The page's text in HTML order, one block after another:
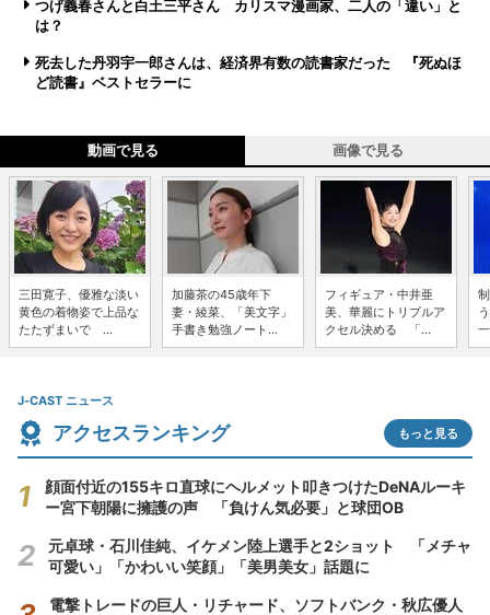
つげ義春さんと白土三平さん カリスマ漫画家、二人の「違い」と
は？
死去した丹羽宇一郎さんは、経済界有数の読書家だった 『死ぬほ
ど読書』ベストセラーに
動画で見る 画像で見る
三田寛子、優雅な淡い
黄色の着物姿で上品な
たたずまいで ...
加藤茶の45歳年下
妻・綾菜、「美文字」
手書き勉強ノート...
フィギュア・中井亜
美、華麗にトリプルア
クセル決める 「...
J-CAST ニュース
アクセスランキング もっと見る
顔面付近の155キロ直球にヘルメット叩きつけたDeNAルーキ
ー宮下朝陽に擁護の声 「負けん気必要」と球団OB
元卓球・石川佳純、イケメン陸上選手と2ショット 「メチャ
可愛い」「かわいい笑顔」「美男美女」話題に
電撃トレードの巨人・リチャード、ソフトバンク・秋広優人